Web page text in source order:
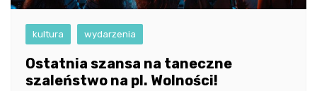
kultura wydarzenia
Ostatnia szansa na taneczne
szaleństwo na pl. Wolności!